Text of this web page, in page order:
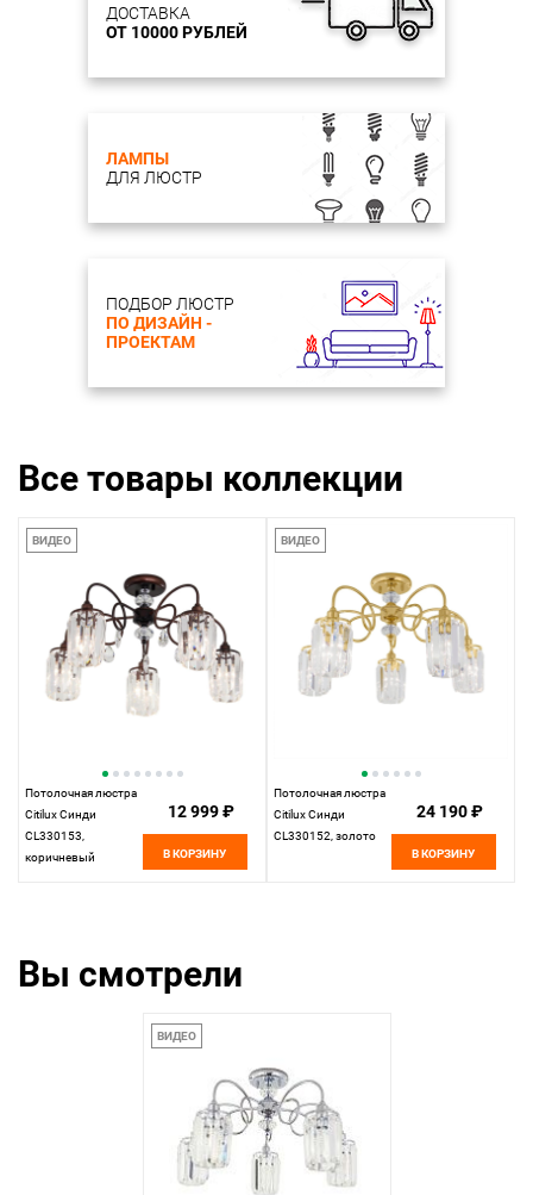
ДОСТАВКА
ОТ 10000 РУБЛЕЙ
ЛАМПЫ
ДЛЯ ЛЮСТР
ПОДБОР ЛЮСТР
ПО ДИЗАЙН -
ПРОЕКТАМ
Все товары коллекции
ВИДЕО
Потолочная люстра
Citilux Синди
CL330153,
коричневый
12 999 ₽
В КОРЗИНУ
ВИДЕО
Потолочная люстра
Citilux Синди
CL330152, золото
24 190 ₽
В КОРЗИНУ
Вы смотрели
ВИДЕО